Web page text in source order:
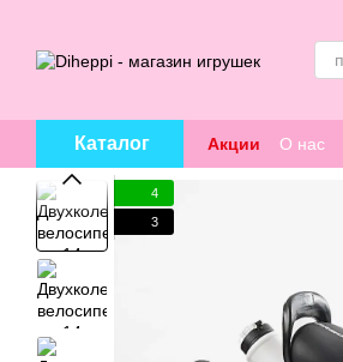
Каталог Акции О нас
4
3